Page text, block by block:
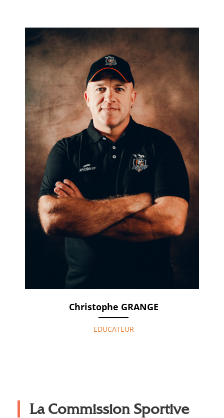
Christophe GRANGE
EDUCATEUR
La Commission Sportive